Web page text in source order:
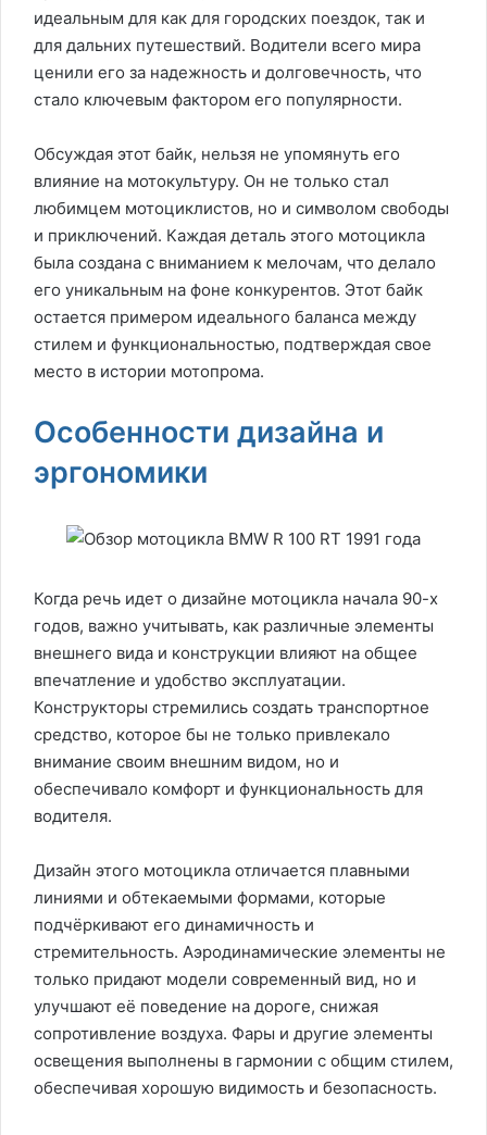
идеальным для как для городских поездок, так и
для дальних путешествий. Водители всего мира
ценили его за надежность и долговечность, что
стало ключевым фактором его популярности.
Обсуждая этот байк, нельзя не упомянуть его
влияние на мотокультуру. Он не только стал
любимцем мотоциклистов, но и символом свободы
и приключений. Каждая деталь этого мотоцикла
была создана с вниманием к мелочам, что делало
его уникальным на фоне конкурентов. Этот байк
остается примером идеального баланса между
стилем и функциональностью, подтверждая свое
место в истории мотопрома.
Особенности дизайна и
эргономики
Когда речь идет о дизайне мотоцикла начала 90-х
годов, важно учитывать, как различные элементы
внешнего вида и конструкции влияют на общее
впечатление и удобство эксплуатации.
Конструкторы стремились создать транспортное
средство, которое бы не только привлекало
внимание своим внешним видом, но и
обеспечивало комфорт и функциональность для
водителя.
Дизайн этого мотоцикла отличается плавными
линиями и обтекаемыми формами, которые
подчёркивают его динамичность и
стремительность. Аэродинамические элементы не
только придают модели современный вид, но и
улучшают её поведение на дороге, снижая
сопротивление воздуха. Фары и другие элементы
освещения выполнены в гармонии с общим стилем,
обеспечивая хорошую видимость и безопасность.